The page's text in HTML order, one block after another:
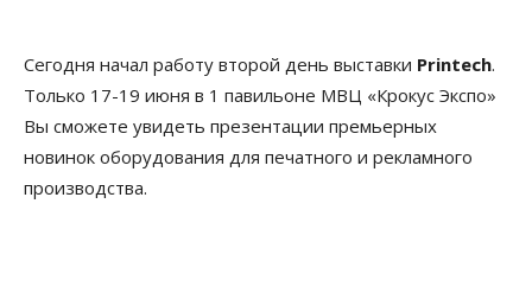
Сегодня начал работу второй день выставки Printech.
Только 17-19 июня в 1 павильоне МВЦ «Крокус Экспо»
Вы сможете увидеть презентации премьерных
новинок оборудования для печатного и рекламного
производства.